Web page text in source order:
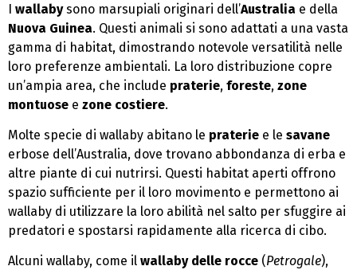
I wallabysono marsupiali originari dell’Australia e della
Nuova Guinea. Questi animali si sono adattati a una vasta
gamma di habitat, dimostrando notevole versatilità nelle
loro preferenze ambientali. La loro distribuzione copre
un’ampia area, che include praterie, foreste, zone
montuose e zone costiere.
Molte specie di wallaby abitano le praterie e le savane
erbose dell’Australia, dove trovano abbondanza di erba e
altre piante di cui nutrirsi. Questi habitat aperti offrono
spazio sufficiente per il loro movimento e permettono ai
wallaby di utilizzare la loro abilità nel salto per sfuggire ai
predatori e spostarsi rapidamente alla ricerca di cibo.
Alcuni wallaby, come il wallaby delle rocce (Petrogale),